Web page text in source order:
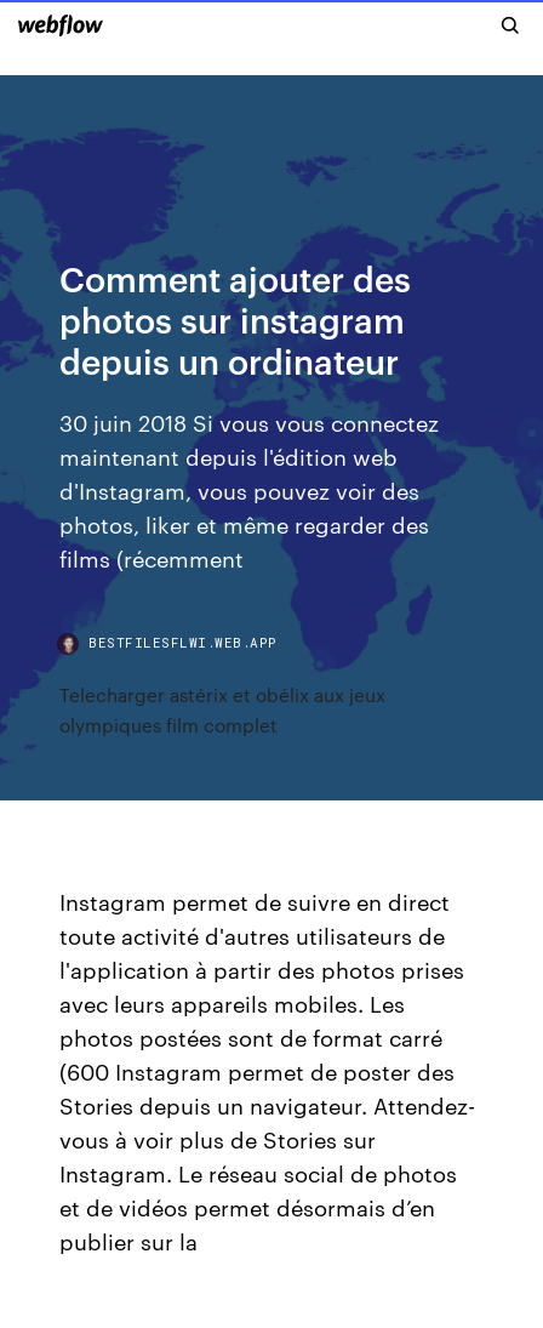
Comment ajouter des
photos sur instagram
depuis un ordinateur
30 juin 2018 Si vous vous connectez
maintenant depuis l'édition web
d'Instagram, vous pouvez voir des
photos, liker et même regarder des
films (récemment
BESTFILESFLWI.WEB.APP
Telecharger astérix et obélix aux jeux
olympiques film complet
Instagram permet de suivre en direct
toute activité d'autres utilisateurs de
l'application à partir des photos prises
avec leurs appareils mobiles. Les
photos postées sont de format carré
(600 Instagram permet de poster des
Stories depuis un navigateur. Attendez-
vous à voir plus de Stories sur
Instagram. Le réseau social de photos
et de vidéos permet désormais d’en
publier sur la